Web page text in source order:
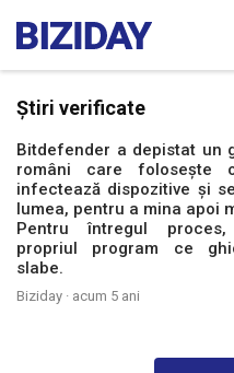
Știri verificate
Bitdefender a depistat un
români care folosește
infectează dispozitive și
lumea, pentru a mina apoi
Pentru întregul
propriul program ce
slabe.
Biziday · acum 5 ani